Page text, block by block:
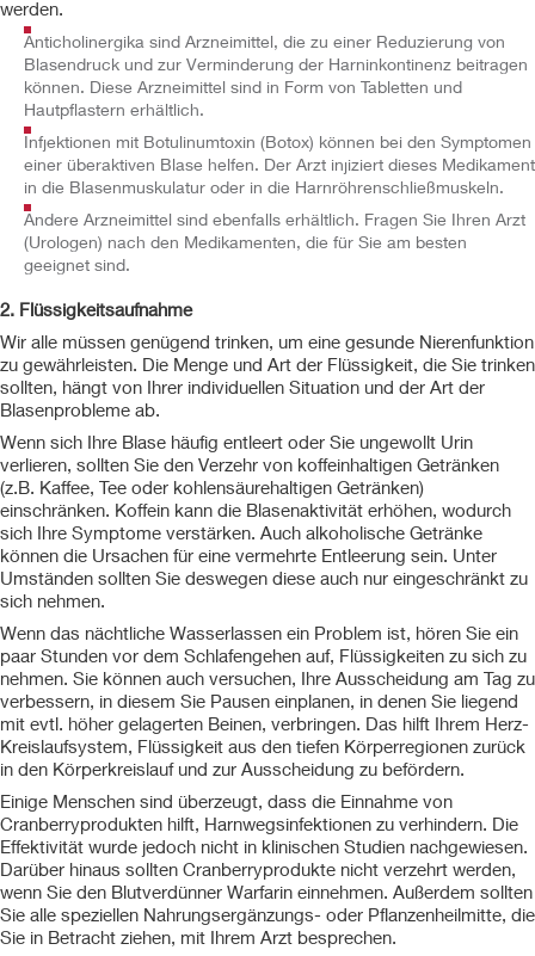
werden.
Anticholinergika sind Arzneimittel, die zu einer Reduzierung von
Blasendruck und zur Verminderung der Harninkontinenz beitragen
können. Diese Arzneimittel sind in Form von Tabletten und
Hautpflastern erhältlich.
Infjektionen mit Botulinumtoxin (Botox) können bei den Symptomen
einer überaktiven Blase helfen. Der Arzt injiziert dieses Medikament
in die Blasenmuskulatur oder in die Harnröhrenschließmuskeln.
Andere Arzneimittel sind ebenfalls erhältlich. Fragen Sie Ihren Arzt
(Urologen) nach den Medikamenten, die für Sie am besten
geeignet sind.
2. Flüssigkeitsaufnahme
Wir alle müssen genügend trinken, um eine gesunde Nierenfunktion
zu gewährleisten. Die Menge und Art der Flüssigkeit, die Sie trinken
sollten, hängt von Ihrer individuellen Situation und der Art der
Blasenprobleme ab.
Wenn sich Ihre Blase häufig entleert oder Sie ungewollt Urin
verlieren, sollten Sie den Verzehr von koffeinhaltigen Getränken
(z.B. Kaffee, Tee oder kohlensäurehaltigen Getränken)
einschränken. Koffein kann die Blasenaktivität erhöhen, wodurch
sich Ihre Symptome verstärken. Auch alkoholische Getränke
können die Ursachen für eine vermehrte Entleerung sein. Unter
Umständen sollten Sie deswegen diese auch nur eingeschränkt zu
sich nehmen.
Wenn das nächtliche Wasserlassen ein Problem ist, hören Sie ein
paar Stunden vor dem Schlafengehen auf, Flüssigkeiten zu sich zu
nehmen. Sie können auch versuchen, Ihre Ausscheidung am Tag zu
verbessern, in diesem Sie Pausen einplanen, in denen Sie liegend
mit evtl. höher gelagerten Beinen, verbringen. Das hilft Ihrem Herz-
Kreislaufsystem, Flüssigkeit aus den tiefen Körperregionen zurück
in den Körperkreislauf und zur Ausscheidung zu befördern.
Einige Menschen sind überzeugt, dass die Einnahme von
Cranberryprodukten hilft, Harnwegsinfektionen zu verhindern. Die
Effektivität wurde jedoch nicht in klinischen Studien nachgewiesen.
Darüber hinaus sollten Cranberryprodukte nicht verzehrt werden,
wenn Sie den Blutverdünner Warfarin einnehmen. Außerdem sollten
Sie alle speziellen Nahrungsergänzungs- oder Pflanzenheilmitte, die
Sie in Betracht ziehen, mit Ihrem Arzt besprechen.